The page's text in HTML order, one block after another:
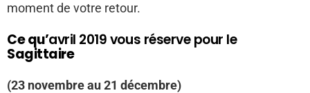
moment de votre retour.
Ce qu’avril 2019 vous réserve pour le
Sagittaire
(23 novembre au 21 décembre)